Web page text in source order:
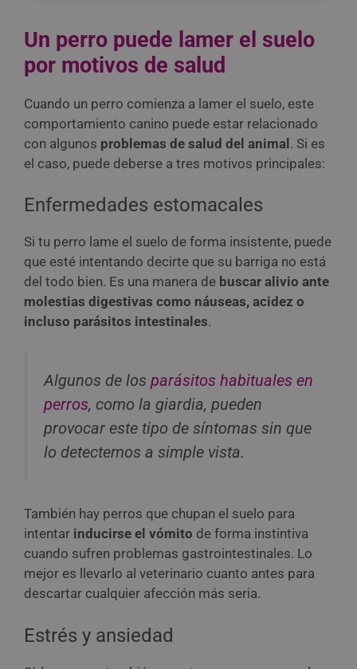
Un perro puede lamer el suelo
por motivos de salud
Cuando un perro comienza a lamer el suelo, este
comportamiento canino puede estar relacionado
con algunos problemas de salud del animal. Si es
el caso, puede deberse a tres motivos principales:
Enfermedades estomacales
Si tu perro lame el suelo de forma insistente, puede
que esté intentando decirte que su barriga no está
del todo bien. Es una manera de buscar alivio ante
molestias digestivas como náuseas, acidez o
incluso parásitos intestinales.
Algunos de los parásitos habituales en
perros, como la giardia, pueden
provocar este tipo de síntomas sin que
lo detectemos a simple vista.
También hay perros que chupan el suelo para
intentar inducirse el vómito de forma instintiva
cuando sufren problemas gastrointestinales. Lo
mejor es llevarlo al veterinario cuanto antes para
descartar cualquier afección más seria.
Estrés y ansiedad